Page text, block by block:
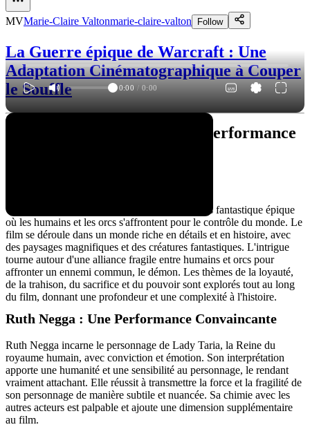
MVMarie-Claire Valtonmarie-claire-valton Follow
La Guerre épique de Warcraft : Une
Adaptation Cinématographique à Couper
le Souffle
0:00 / 0:00
"Warcraft" : Ruth Negga's Performance
"Warcraft" plonge le spectateur dans un univers fantastique épique
où les humains et les orcs s'affrontent pour le contrôle du monde. Le
film se déroule dans un monde riche en détails et en histoire, avec
des paysages magnifiques et des créatures fantastiques. L'intrigue
tourne autour d'une alliance fragile entre humains et orcs pour
affronter un ennemi commun, le démon. Les thèmes de la loyauté,
de la trahison, du sacrifice et du pouvoir sont explorés tout au long
du film, donnant une profondeur et une complexité à l'histoire.
Ruth Negga : Une Performance Convaincante
Ruth Negga incarne le personnage de Lady Taria, la Reine du
royaume humain, avec conviction et émotion. Son interprétation
apporte une humanité et une sensibilité au personnage, le rendant
vraiment attachant. Elle réussit à transmettre la force et la fragilité de
son personnage de manière subtile et nuancée. Sa chimie avec les
autres acteurs est palpable et ajoute une dimension supplémentaire
au film.